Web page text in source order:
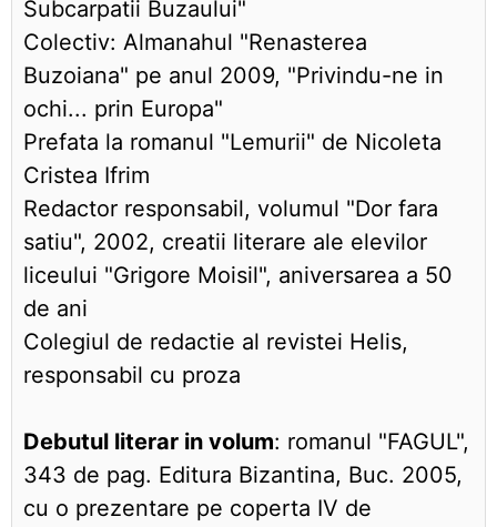
Subcarpatii Buzaului"
Colectiv: Almanahul "Renasterea
Buzoiana" pe anul 2009, "Privindu-ne in
ochi... prin Europa"
Prefata la romanul "Lemurii" de Nicoleta
Cristea Ifrim
Redactor responsabil, volumul "Dor fara
satiu", 2002, creatii literare ale elevilor
liceului "Grigore Moisil", aniversarea a 50
de ani
Colegiul de redactie al revistei Helis,
responsabil cu proza
Debutul literar in volum: romanul "FAGUL",
343 de pag. Editura Bizantina, Buc. 2005,
cu o prezentare pe coperta IV de